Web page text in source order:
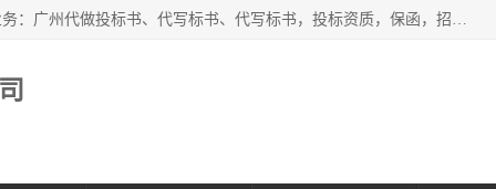
广州中赢信息科技有限公司是一家广州标书制作公司，主营业务：广州代做投标书、代写标书、代写标书，投标资质，保函，招投标培训等等，只要是投标中有需要的，我们这里都可以帮您解决。代写标书的中标案例也有很多。欢迎来电合作。